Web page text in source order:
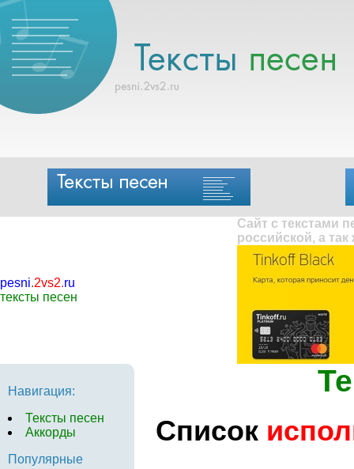
pesni.2vs2.ru
тексты песен
Сайт с текстами
российской, а
Навигация:
Тексты песен
Аккорды
Популярные
Список